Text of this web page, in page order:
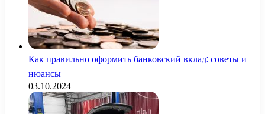
Как правильно оформить банковский вклад: советы и
нюансы
03.10.2024